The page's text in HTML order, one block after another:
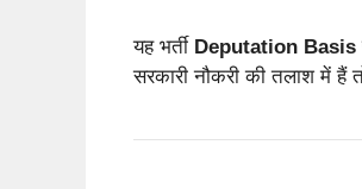
यह भर्ती Deputation Basis
सरकारी नौकरी की तलाश में हैं